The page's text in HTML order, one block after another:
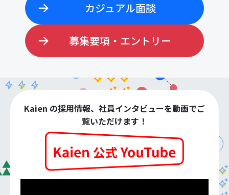
カジュアル面談
募集要項・エントリー
Kaien の採用情報、社員インタビューを動画でご
覧いただけます！